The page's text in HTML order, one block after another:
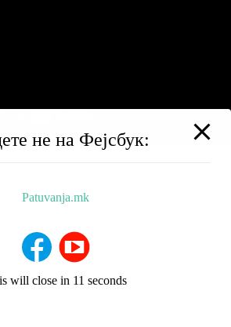
НИЗ МАКЕДОНИЈА
не на Фејсбук:
Patuvanja.mk
will close in 10 seconds